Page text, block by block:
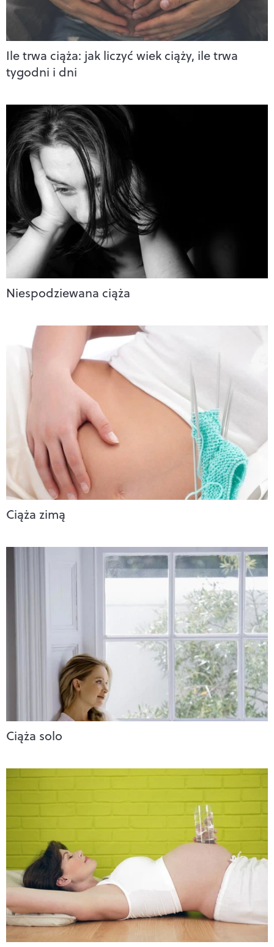
Ile trwa ciąża: jak liczyć wiek ciąży, ile trwa
tygodni i dni
Niespodziewana ciąża
Ciąża zimą
Ciąża solo